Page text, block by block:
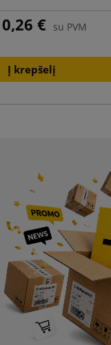
0,26 € su PVM
Į krepšelį